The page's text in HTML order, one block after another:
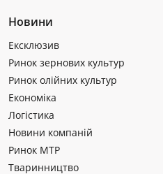
Новини
Ексклюзив
Ринок зернових культур
Ринок олійних культур
Економіка
Логістика
Новини компаній
Ринок МТР
Тваринництво